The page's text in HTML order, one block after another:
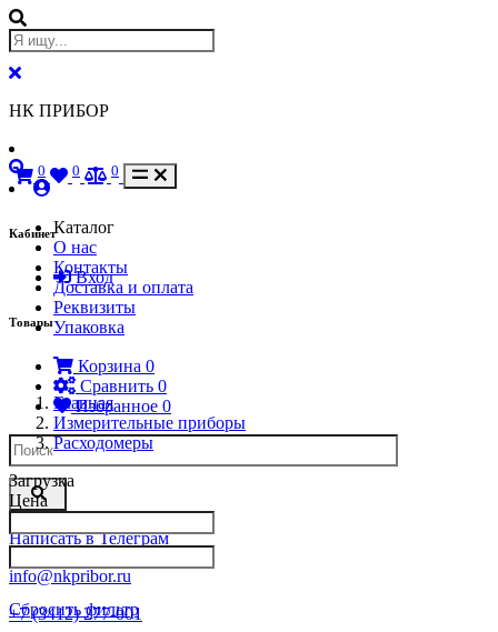
НК ПРИБОР
Кабинет
Вход
Товары
Корзина 0
Сравнить 0
Избранное 0
Написать в Телеграм
info@nkpribor.ru
+7 (3412) 277-001
0 0 0
Каталог
О нас
Контакты
Доставка и оплата
Реквизиты
Упаковка
Главная
Измерительные приборы
Расходомеры
Загрузка
Цена
Сбросить фильтр